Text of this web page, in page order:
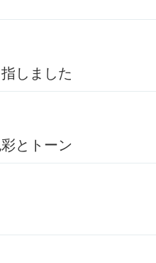
しました
とトーン